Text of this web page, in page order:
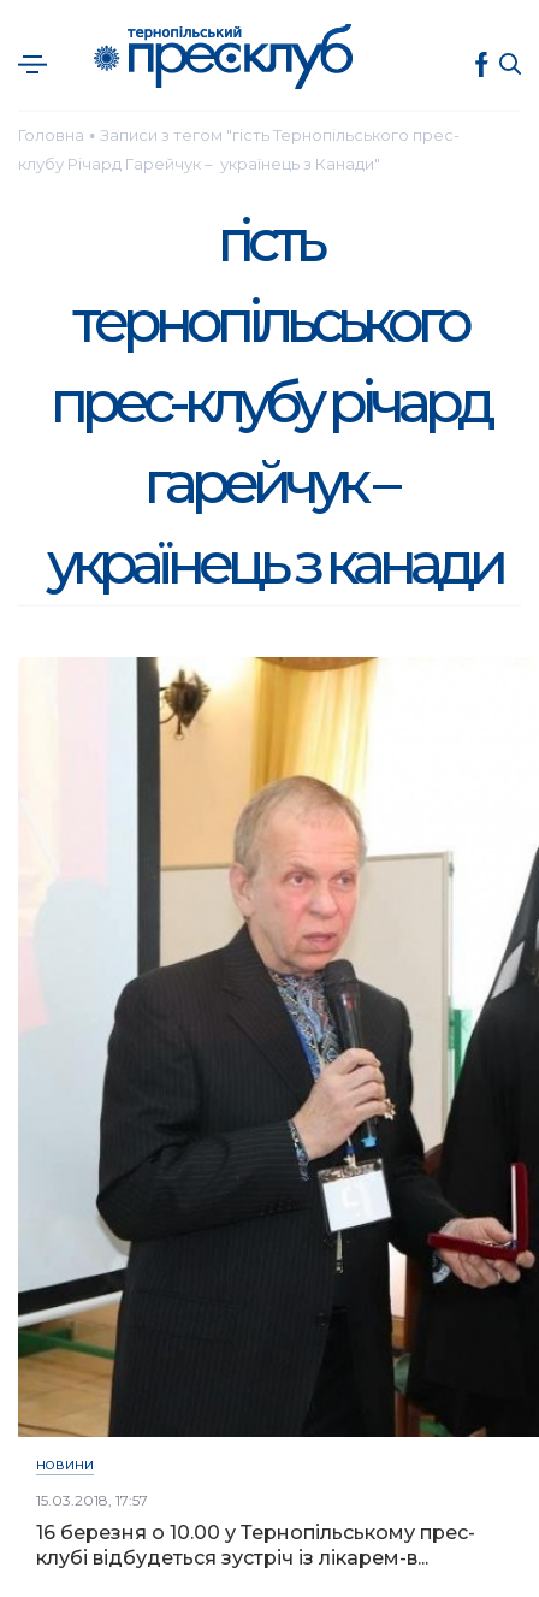
Головна ● Записи з тегом "гість Тернопільського прес-
клубу Річард Гарейчук – українець з Канади"
гість
тернопільського
прес-клубу річард
гарейчук –
українець з канади
НОВИНИ
15.03.2018, 17:57
16 березня о 10.00 у Тернопільському прес-
клубі відбудеться зустріч із лікарем-в...